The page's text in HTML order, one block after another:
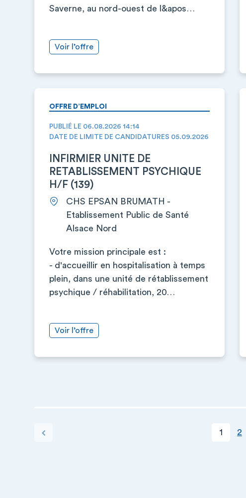
Saverne, au nord-ouest de l&apos…
Voir l’offre
OFFRE D’EMPLOI
PUBLIÉ LE 06.08.2026 14:14
DATE DE LIMITE DE CANDIDATURES 05.09.2026
INFIRMIER UNITE DE
RETABLISSEMENT PSYCHIQUE
H/F (139)
CHS EPSAN BRUMATH -
Etablissement Public de Santé
Alsace Nord
Votre mission principale est :
- d'accueillir en hospitalisation à temps
plein, dans une unité de rétablissement
psychique / réhabilitation, 20…
Voir l’offre
PAGINATION
Page précédente Page courante
1 Page
2